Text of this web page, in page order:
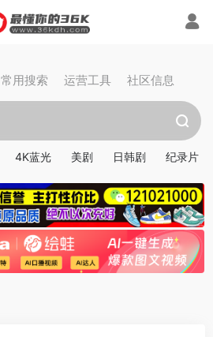
常用搜索 运营工具 社区信息
4K蓝光 美剧 日韩剧 纪录片